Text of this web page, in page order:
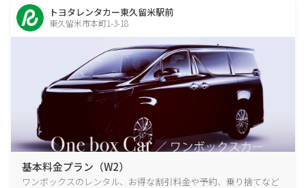
トヨタレンタカー東久留米駅前
東久留米市本町1-3-18
基本料金プラン（W2）
ワンボックスのレンタル、お得な割引料金や予約、乗り捨てなど